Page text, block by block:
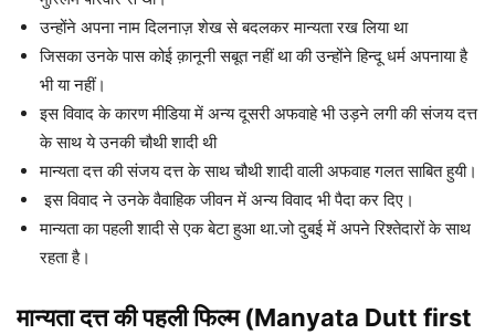
उन्होंने अपना नाम दिलनाज़ शेख से बदलकर मान्यता रख लिया था
जिसका उनके पास कोई क़ानूनी सबूत नहीं था की उन्होंने हिन्दू धर्म अपनाया है
भी या नहीं।
इस विवाद के कारण मीडिया में अन्य दूसरी अफवाहे भी उड़ने लगी की संजय दत्त
के साथ ये उनकी चौथी शादी थी
मान्यता दत्त की संजय दत्त के साथ चौथी शादी वाली अफवाह गलत साबित हुयी।
इस विवाद ने उनके वैवाहिक जीवन में अन्य विवाद भी पैदा कर दिए।
मान्यता का पहली शादी से एक बेटा हुआ था.जो दुबई में अपने रिश्तेदारों के साथ
रहता है।
मान्यता दत्त की पहली फिल्म (Manyata Dutt first